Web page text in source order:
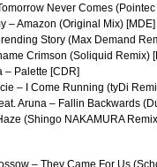
Never Comes
– Amazon (Original Mix) [MDE]
Story (Max Demand
Crimson (Soliquid Remix)
– Palette [CDR]
– I Come Running (tyDi
Aruna – Fallin Backwards
(Shingo NAKAMURA
– They Came For Us